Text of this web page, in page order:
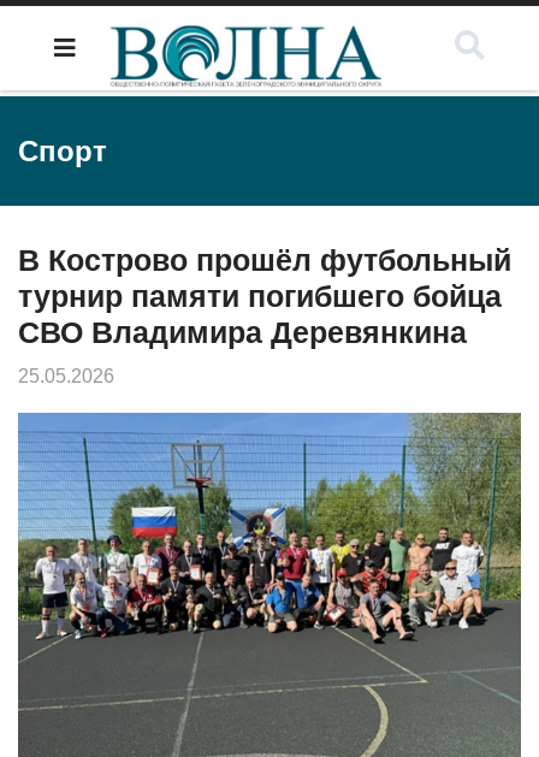
Спорт
В Кострово прошёл футбольный
турнир памяти погибшего бойца
СВО Владимира Деревянкина
25.05.2026